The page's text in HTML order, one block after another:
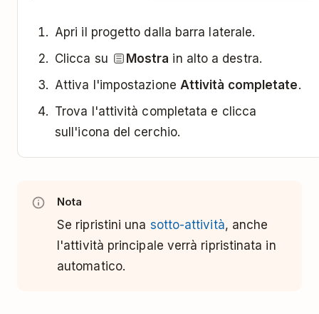
Apri il progetto dalla barra laterale.
Clicca su
Mostra in alto a destra.
Attiva l'impostazione Attività completate.
Trova l'attività completata e clicca
sull'icona del cerchio.
Nota
Se ripristini una sotto-attività, anche
l'attività principale verrà ripristinata in
automatico.